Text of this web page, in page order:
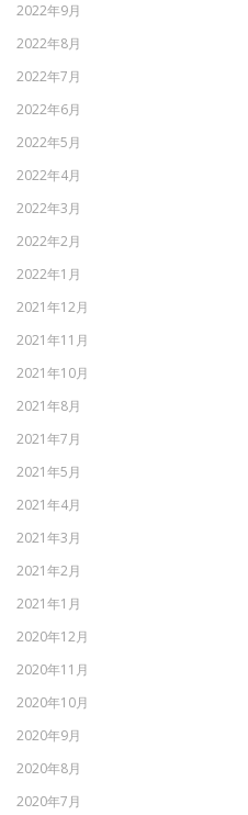
2022年9月
2022年8月
2022年7月
2022年6月
2022年5月
2022年4月
2022年3月
2022年2月
2022年1月
2021年12月
2021年11月
2021年10月
2021年8月
2021年7月
2021年5月
2021年4月
2021年3月
2021年2月
2021年1月
2020年12月
2020年11月
2020年10月
2020年9月
2020年8月
2020年7月